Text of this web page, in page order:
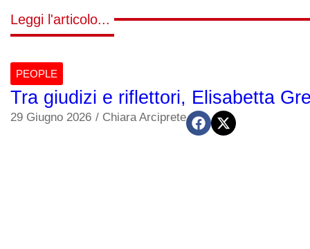
Leggi l'articolo...
PEOPLE
Tra giudizi e riflettori, Elisabetta
29 Giugno 2026 / Chiara Arciprete